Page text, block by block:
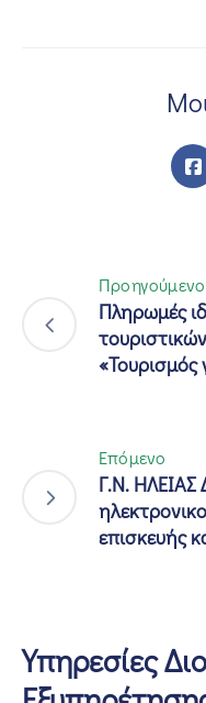
Προηγούμενο
Πληρωμές
«Τουρισμός
Επόμενο
Γ.Ν. ΗΛΕΙΑΣ
επισκευής
Υπηρεσίες